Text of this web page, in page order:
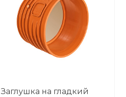
Заглушка на гладкий